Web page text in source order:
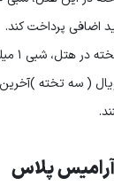
اضافی پرداخت کند.
شبی ۱ میلیون می باشد.
( سه تخته )آخرین
آرامیس پلاس